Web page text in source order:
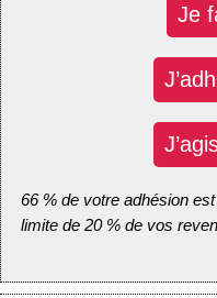
Je
66 % de votre adhésion
limite de 20 % de vos